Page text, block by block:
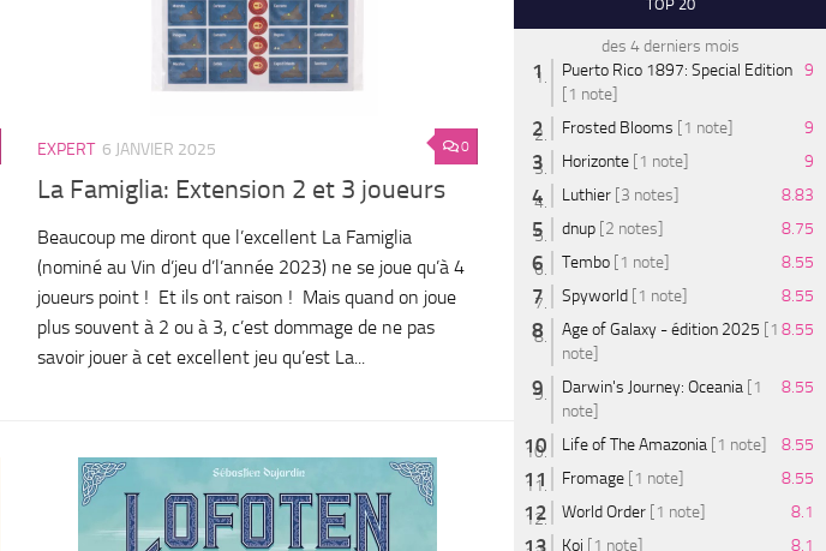
0
EXPERT 6 JANVIER 2025
La Famiglia: Extension 2 et 3 joueurs
Beaucoup me diront que l’excellent La Famiglia
(nominé au Vin d’jeu d’l’année 2023) ne se joue qu’à 4
joueurs point ! Et ils ont raison ! Mais quand on joue
plus souvent à 2 ou à 3, c’est dommage de ne pas
savoir jouer à cet excellent jeu qu’est La...
TOP 20
des 4 derniers mois
Puerto Rico 1897: Special Edition
[1 note]
9
Frosted Blooms [1 note]
9
Horizonte [1 note]
9
Luthier [3 notes]
8.83
dnup [2 notes]
8.75
Tembo [1 note]
8.55
Spyworld [1 note]
8.55
Age of Galaxy - édition 2025 [1
note]
8.55
Darwin's Journey: Oceania [1
note]
8.55
Life of The Amazonia [1 note]
8.55
Fromage [1 note]
8.55
World Order [1 note]
8.1
Koi [1 note]
8.1